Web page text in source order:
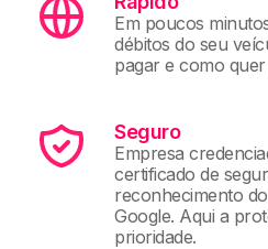
Em poucos
débitos do seu
pagar e como
Seguro
Empresa
certificado de
reconhecimento
Google. Aqui a
prioridade.